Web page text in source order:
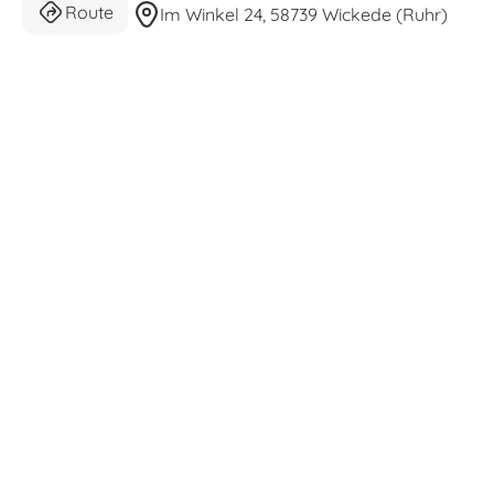
Route Im Winkel 24, 58739 Wickede (Ruhr)